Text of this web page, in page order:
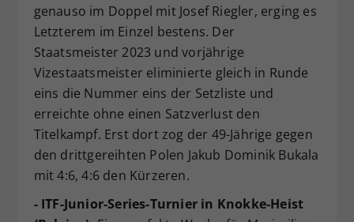
genauso im Doppel mit Josef Riegler, erging es
Letzterem im Einzel bestens. Der
Staatsmeister 2023 und vorjährige
Vizestaatsmeister eliminierte gleich in Runde
eins die Nummer eins der Setzliste und
erreichte ohne einen Satzverlust den
Titelkampf. Erst dort zog der 49-Jährige gegen
den drittgereihten Polen Jakub Dominik Bukala
mit 4:6, 4:6 den Kürzeren.
- ITF-Junior-Series-Turnier in Knokke-Heist